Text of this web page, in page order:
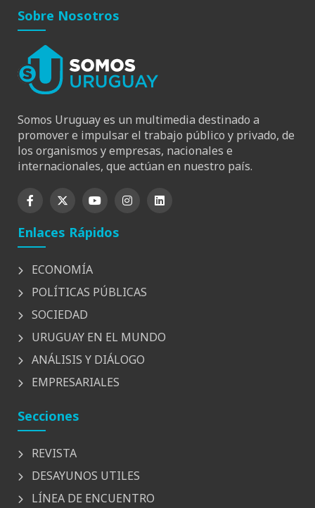
Sobre Nosotros
Somos Uruguay es un multimedia destinado a
promover e impulsar el trabajo público y privado, de
los organismos y empresas, nacionales e
internacionales, que actúan en nuestro país.
Enlaces Rápidos
ECONOMÍA
POLÍTICAS PÚBLICAS
SOCIEDAD
URUGUAY EN EL MUNDO
ANÁLISIS Y DIÁLOGO
EMPRESARIALES
Secciones
REVISTA
DESAYUNOS UTILES
LÍNEA DE ENCUENTRO